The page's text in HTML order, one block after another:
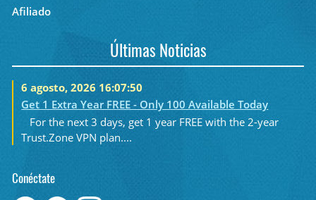
Afiliado
Últimas Noticias
6 agosto, 2026 16:07:50
Get 1 Extra Year FREE - Only 100 Available Today
For the next 3 days, get 1 year FREE with the 2-year
Trust.Zone VPN plan....
Conéctate